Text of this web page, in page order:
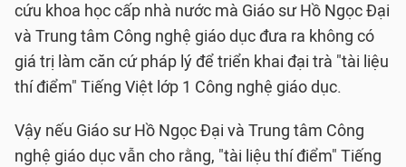
cứu khoa học cấp nhà nước mà Giáo sư Hồ Ngọc Đại
và Trung tâm Công nghệ giáo dục đưa ra không có
giá trị làm căn cứ pháp lý để triển khai đại trà "tài liệu
thí điểm" Tiếng Việt lớp 1 Công nghệ giáo dục.
Vậy nếu Giáo sư Hồ Ngọc Đại và Trung tâm Công
nghệ giáo dục vẫn cho rằng, "tài liệu thí điểm" Tiếng